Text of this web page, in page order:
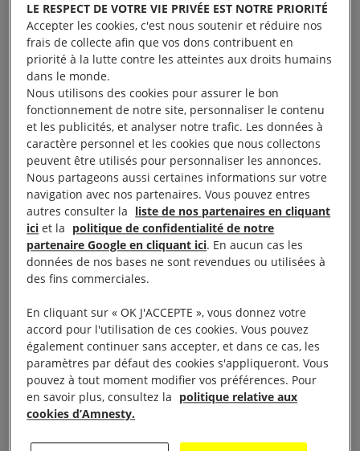
Les groupes toulousains vous incite à voir
l’exposition photos crée avec Magnum pour les 60
ans d’Amnesty International au Centre culturel
Bellegarde, de 9h à 18h,
17, rue Bellegarde – 05 62 27 44 88
accueil.bellegarde@mairie-toulouse.fr
Métro ligne B : Jeanne d’Arc
Cette exposition revient sur 60 ans de mobilisation
LE RESPECT DE VOTRE VIE PRIVÉE EST NOTRE PRIORITÉ
Accepter les cookies, c'est nous soutenir et réduire nos
frais de collecte afin que vos dons contribuent en
priorité à la lutte contre les atteintes aux droits humains
dans le monde.
Nous utilisons des cookies pour assurer le bon
fonctionnement de notre site, personnaliser le contenu
et les publicités, et analyser notre trafic. Les données à
caractère personnel et les cookies que nous collectons
peuvent être utilisés pour personnaliser les annonces.
Nous partageons aussi certaines informations sur votre
navigation avec nos partenaires. Vous pouvez entres
autres consulter la liste de nos partenaires en cliquant
ici et la politique de confidentialité de notre
partenaire Google en cliquant ici. En aucun cas les
données de nos bases ne sont revendues ou utilisées à
des fins commerciales.
En cliquant sur « OK J'ACCEPTE », vous donnez votre
accord pour l'utilisation de ces cookies. Vous pouvez
également continuer sans accepter, et dans ce cas, les
paramètres par défaut des cookies s'appliqueront. Vous
pouvez à tout moment modifier vos préférences. Pour
en savoir plus, consultez la politique relative aux
cookies d’Amnesty.